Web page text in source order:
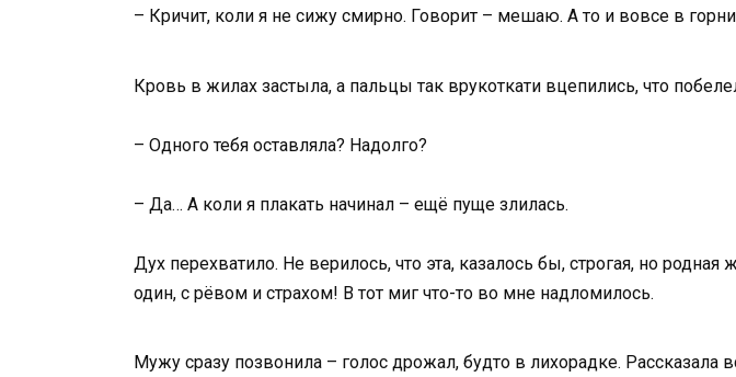
– Кричит, коли я не сижу смирно. Говорит – мешаю. А то и вовсе в
Кровь в жилах застыла, а пальцы так врукоткати вцепились, что
– Одного тебя оставляла? Надолго?
– Да… А коли я плакать начинал – ещё пуще злилась.
Дух перехватило. Не верилось, что эта, казалось бы, строгая, но
один, с рёвом и страхом! В тот миг что-то во мне надломилось.
Мужу сразу позвонила – голос дрожал, будто в лихорадке. Рассказала